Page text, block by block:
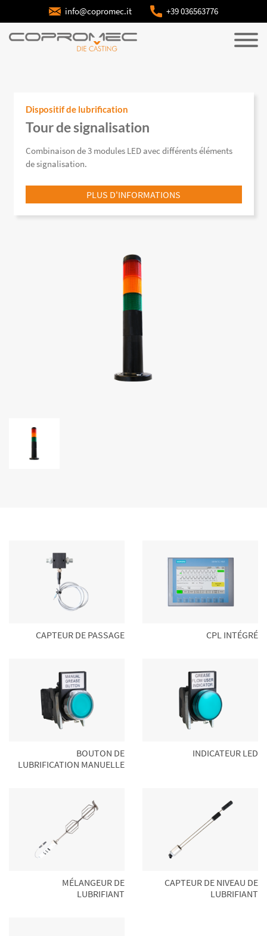
info@copromec.it +39 036563776
Dispositif de lubrification
Tour de signalisation
Combinaison de 3 modules LED avec différents éléments
de signalisation.
PLUS D'INFORMATIONS
CAPTEUR DE PASSAGE CPL INTÉGRÉ
BOUTON DE
LUBRIFICATION MANUELLE
INDICATEUR LED
MÉLANGEUR DE
LUBRIFIANT
CAPTEUR DE NIVEAU DE
LUBRIFIANT